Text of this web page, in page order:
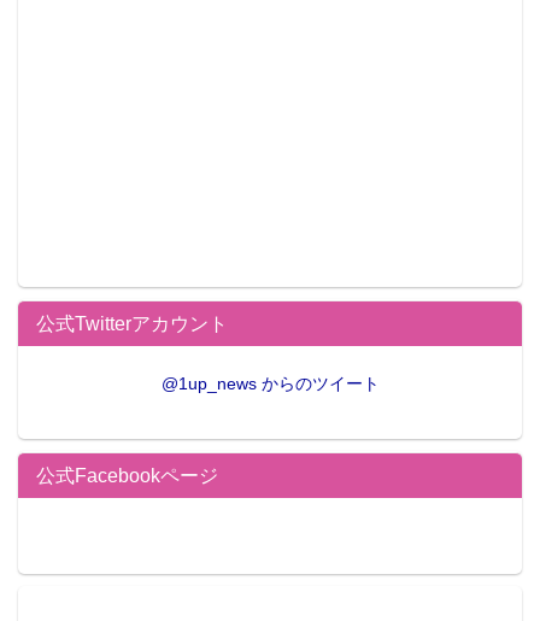
公式Twitterアカウント
@1up_news からのツイート
公式Facebookページ